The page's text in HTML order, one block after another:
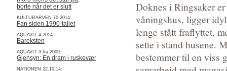
borte når det er slutt
KULTURARVEN 70-2014:
Fan siden 1990-tallet
AQUAVIT 4-2014:
Bareksten
AQUAVIT 3 fra 2009:
Gjensyn: En dram i ruskevær
NATIONEN 22.10.14:
Doknes i Ringsaker
våningshus, ligger
lenge stått fraflyttet,
sette i stand husene.
bestemmer til en viss